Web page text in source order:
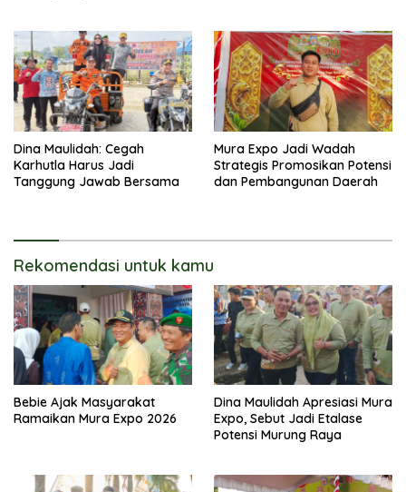
Dina Maulidah: Cegah
Karhutla Harus Jadi
Tanggung Jawab Bersama
Mura Expo Jadi Wadah
Strategis Promosikan Potensi
dan Pembangunan Daerah
Rekomendasi untuk kamu
Bebie Ajak Masyarakat
Ramaikan Mura Expo 2026
Dina Maulidah Apresiasi Mura
Expo, Sebut Jadi Etalase
Potensi Murung Raya